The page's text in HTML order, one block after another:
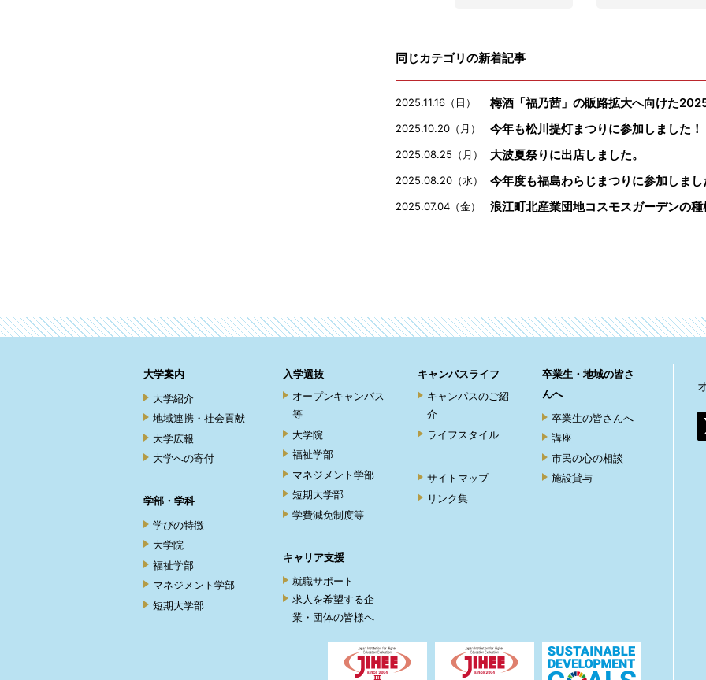
同じカテゴリの新着記事
2025.11.16（日） 梅酒「福乃茜」の販路拡大へ向けた
2025.10.20（月） 今年も松川提灯まつりに参加しました！
2025.08.25（月） 大波夏祭りに出店しました。
2025.08.20（水） 今年度も福島わらじまつりに参加しまし
2025.07.04（金） 浪江町北産業団地コスモスガーデンの種
大学案内
大学紹介
地域連携・社会貢献
大学広報
大学への寄付
学部・学科
学びの特徴
大学院
福祉学部
マネジメント学部
短期大学部
入学選抜
オープンキャンパス
等
大学院
福祉学部
マネジメント学部
短期大学部
学費減免制度等
キャリア支援
就職サポート
求人を希望する企
業・団体の皆様へ
キャンパスライフ
キャンパスのご紹
介
ライフスタイル
サイトマップ
リンク集
卒業生・地域の皆さ
んへ
卒業生の皆さんへ
講座
市民の心の相談
施設貸与